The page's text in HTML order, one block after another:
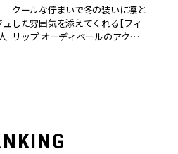
ュ
クールな佇まいで冬の装いに凛と
した雰囲気を添えてくれる【フィ
リップ オーディベールのアクセ